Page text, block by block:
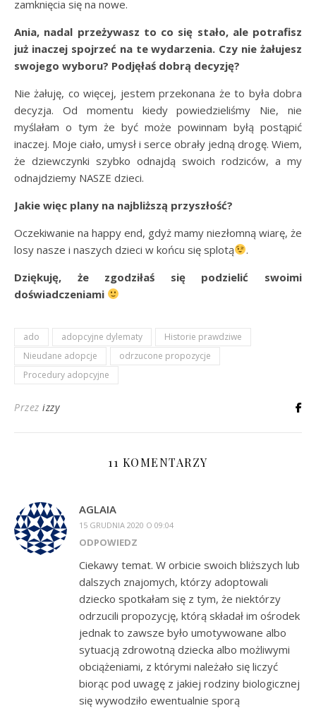
zamknięcia się na nowe.
Ania, nadal przeżywasz to co się stało, ale potrafisz
już inaczej spojrzeć na te wydarzenia. Czy nie żałujesz
swojego wyboru? Podjęłaś dobrą decyzję?
Nie żałuję, co więcej, jestem przekonana że to była dobra
decyzja. Od momentu kiedy powiedzieliśmy Nie, nie
myślałam o tym że być może powinnam byłą postąpić
inaczej. Moje ciało, umysł i serce obrały jedną drogę. Wiem,
że dziewczynki szybko odnajdą swoich rodziców, a my
odnajdziemy NASZE dzieci.
Jakie więc plany na najbliższą przyszłość?
Oczekiwanie na happy end, gdyż mamy niezłomną wiarę, że
losy nasze i naszych dzieci w końcu się splotą
.
Dziękuję, że zgodziłaś się podzielić swoimi
doświadczeniami
ado adopcyjne dylematy
Historie prawdziwe
Nieudane adopcje
odrzucone propozycje
Procedury adopcyjne
Przez izzy
11 KOMENTARZY
AGLAIA
15 GRUDNIA 2020 O 09:04
ODPOWIEDZ
Ciekawy temat. W orbicie swoich bliższych lub
dalszych znajomych, którzy adoptowali
dziecko spotkałam się z tym, że niektórzy
odrzucili propozycję, którą składał im ośrodek
jednak to zawsze było umotywowane albo
sytuacją zdrowotną dziecka albo możliwymi
obciążeniami, z którymi należało się liczyć
biorąc pod uwagę z jakiej rodziny biologicznej
się wywodziło ewentualnie sporą